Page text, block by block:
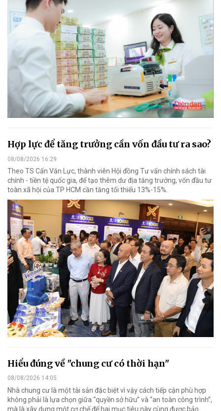
Hợp lực để tăng trưởng cần vốn đầu tư ra sao?
08/08/2026 16:29
Theo TS Cấn Văn Lực, thành viên Hội đồng Tư vấn chính sách tài
chính - tiền tệ quốc gia, để tạo thêm dư địa tăng trưởng, vốn đầu tư
toàn xã hội của TP HCM cần tăng tối thiểu 13%-15%.
Hiểu đúng về "chung cư có thời hạn"
08/08/2026 14:05
Nhà chung cư là một tài sản đặc biệt vì vậy cách tiếp cận phù hợp
không phải là lựa chọn giữa “quyền sở hữu” và “an toàn công trình”,
mà là xây dựng một cơ chế để hai mục tiêu này cùng được bảo